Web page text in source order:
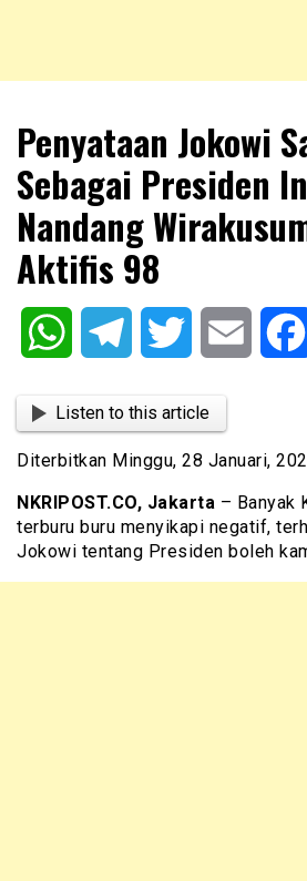
NKRIPOST
Penyataan Jokowi
Sebagai Presiden
Nandang
Aktifis 98
WhatsAppTelegram Twitter Email
Listen to this article
Diterbitkan Minggu, 28 Januari,
NKRIPOST.CO, Jakarta – Banyak
terburu buru menyikapi negatif,
Jokowi tentang Presiden boleh